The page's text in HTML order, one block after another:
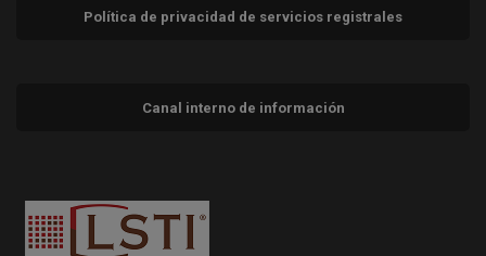
Política de privacidad de servicios registrales
Canal interno de información